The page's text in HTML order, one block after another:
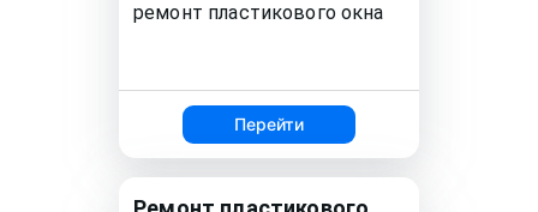
ремонт пластикового окна
Перейти